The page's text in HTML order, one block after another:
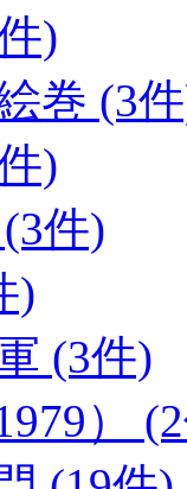
)
巻 (3
)
件)
)
(3件)
）